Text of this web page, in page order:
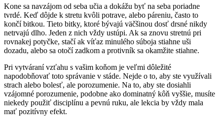
Kone sa navzájom od seba učia a dokážu byť na seba poriadne
tvrdé. Keď dôjde k stretu kvôli potrave, alebo páreniu, často to
končí bitkou. Tieto bitky, ktoré bývajú väčšinou dosť drsné nikdy
netrvajú dlho. Jeden z nich vždy ustúpi. Ak sa znovu stretnú pri
rovnakej potyčke, stačí ak víťaz minulého súboja stiahne uši
dozadu, alebo sa otočí zadkom a protivník sa okamžite stiahne.
Pri vytváraní vzťahu s vašim koňom je veľmi dôležité
napodobňovať toto správanie v stáde. Nejde o to, aby ste využívali
strach alebo bolesť, ale porozumenie. Na to, aby ste dosiahli
vzájomné porozumenie, podobne ako dominatný kôň vyššie, musíte
niekedy použiť disciplínu a pevnú ruku, ale lekcia by vždy mala
mať pozitívny efekt.